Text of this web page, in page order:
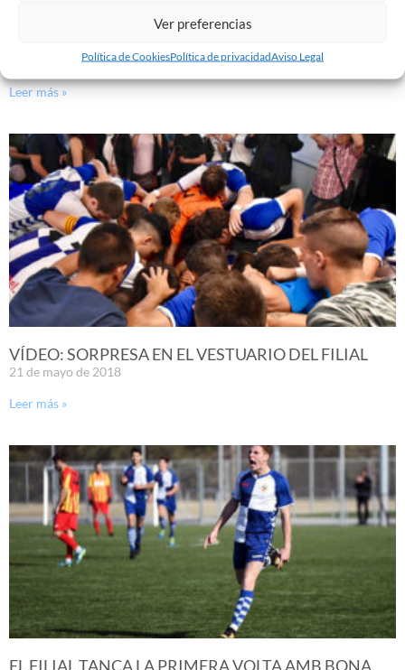
Ver preferencias
Política de CookiesPolítica de privacidadAviso Legal
20 de julio de 2018
Leer más »
VÍDEO: SORPRESA EN EL VESTUARIO DEL FILIAL
21 de mayo de 2018
Leer más »
EL FILIAL TANCA LA PRIMERA VOLTA AMB BONA